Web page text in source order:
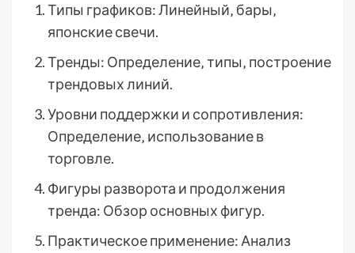
Типы графиков: Линейный‚ бары‚
японские свечи.
Тренды: Определение‚ типы‚ построение
трендовых линий.
Уровни поддержки и сопротивления:
Определение‚ использование в
торговле.
Фигуры разворота и продолжения
тренда: Обзор основных фигур.
Практическое применение: Анализ